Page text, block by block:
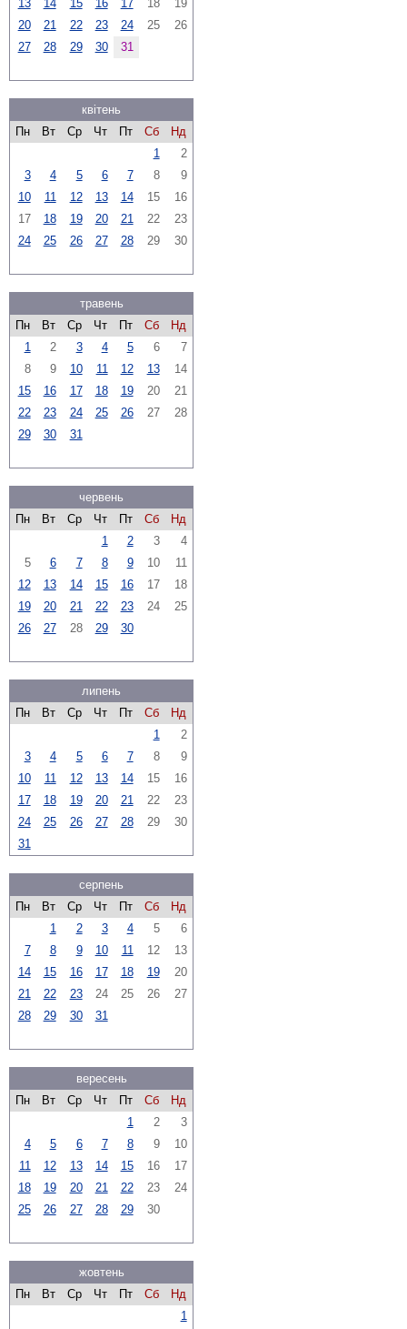
13 14 15 16 17 18
19
20
21 22 23 24 25
26
27
28 29 30 31
квітень
Пн
Вт Ср Чт Пт Сб
Нд
1
2
3
4 5 6 7 8
9
10
11 12 13 14 15
16
17
18 19 20 21 22
23
24
25 26 27 28 29 30
травень
Пн
Вт Ср Чт Пт Сб
Нд
1
2 3 4 5 6
7
8
9 10 11 12 13
14
15
16 17 18 19 20
21
22
23 24 25 26 27
28
29
30 31
червень
Пн
Вт Ср Чт Пт Сб
Нд
1
2 3
4
5
6 7 8 9 10
11
12
13 14 15 16 17
18
19
20 21 22 23 24
25
26
27 28 29 30
липень
Пн
Вт Ср Чт Пт Сб
Нд
1
2
3
4 5 6 7 8
9
10
11 12 13 14 15
16
17
18 19 20 21 22
23
24
25 26 27 28 29
30
31
серпень
Пн
Вт Ср Чт Пт Сб
Нд
1
2 3 4 5
6
7
8 9 10 11 12
13
14
15 16 17 18 19
20
21
22 23 24 25 26
27
28
29 30 31
вересень
Пн
Вт Ср Чт Пт Сб
Нд
1
2
3
4
5 6 7 8 9
10
11
12 13 14 15 16
17
18
19 20 21 22 23
24
25
26 27 28 29 30
жовтень
Пн
Вт Ср Чт Пт Сб
Нд
1